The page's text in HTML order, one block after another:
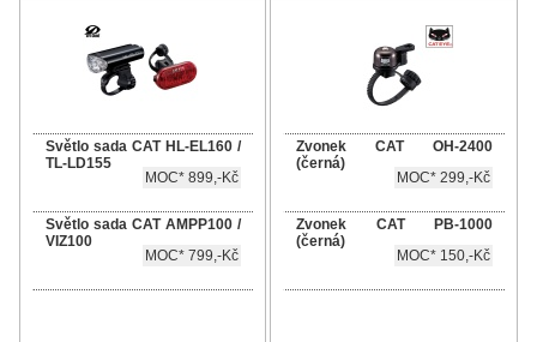
Světlo sada CAT HL-EL160 /
TL-LD155
MOC* 899,-Kč
Světlo sada CAT AMPP100 /
VIZ100
MOC* 799,-Kč
Zvonek CAT OH-2400
(černá)
MOC* 299,-Kč
Zvonek CAT PB-1000
(černá)
MOC* 150,-Kč